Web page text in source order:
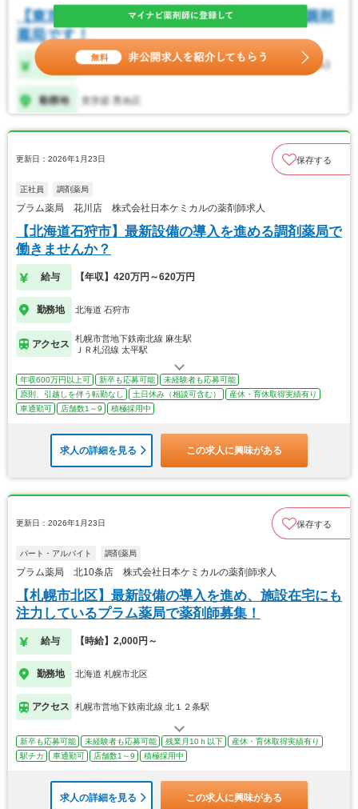
更新日：2026年1月23日 保存する
正社員 調剤薬局
プラム薬局 花川店 株式会社日本ケミカルの薬剤師求人
【北海道石狩市】最新設備の導入を進める調剤薬局で
働きませんか？
給与 【年収】420万円～620万円
勤務地 北海道 石狩市
アクセス
札幌市営地下鉄南北線 麻生駅
ＪＲ札沼線 太平駅
年収600万円以上可 新卒も応募可能
未経験者も応募可能
原則、引越しを伴う転勤なし
土日休み（相談可含む）
産休・育休取得実績有り
車通勤可
店舗数1～9 積極採用中
求人の詳細を見る この求人に興味がある
更新日：2026年1月23日 保存する
パート・アルバイト 調剤薬局
プラム薬局 北10条店 株式会社日本ケミカルの薬剤師求人
【札幌市北区】最新設備の導入を進め、施設在宅にも
注力しているプラム薬局で薬剤師募集！
給与 【時給】2,000円～
勤務地 北海道 札幌市北区
アクセス 札幌市営地下鉄南北線 北１２条駅
新卒も応募可能 未経験者も応募可能 残業月10ｈ以下
産休・育休取得実績有り
駅チカ
車通勤可 店舗数1～9 積極採用中
求人の詳細を見る この求人に興味がある